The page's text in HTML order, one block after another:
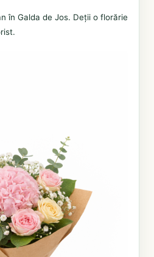
în Galda de Jos. Deții o florărie